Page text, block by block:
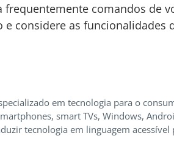
comandos de
e considere as funcionalidades
em tecnologia para o
smart TVs, Windows,
tecnologia em linguagem acessível